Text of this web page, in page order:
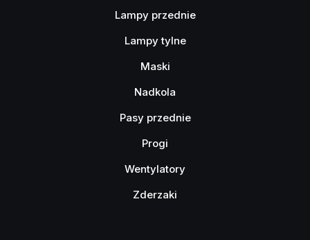
Lampy przednie
Lampy tylne
Maski
Nadkola
Pasy przednie
Progi
Wentylatory
Zderzaki